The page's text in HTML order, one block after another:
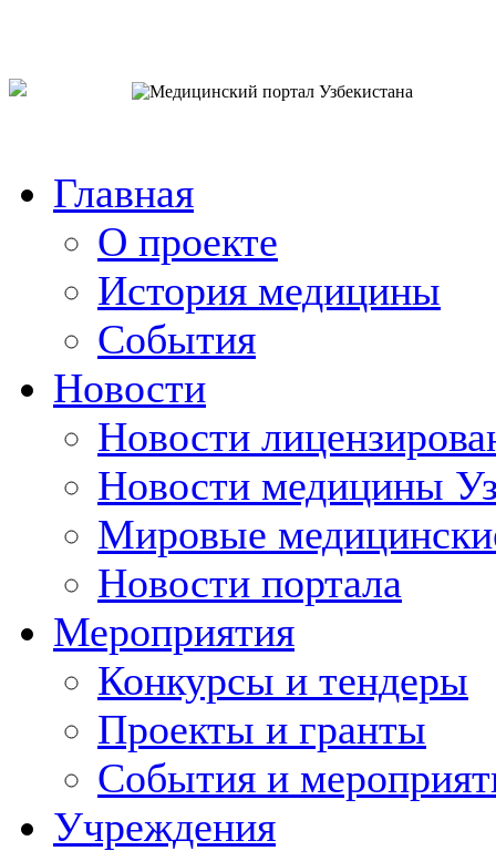
Главная
О проекте
История медицины
События
Новости
Новости
Новости медицины
Мировые
Новости портала
Мероприятия
Конкурсы и тендеры
Проекты и гранты
События и
Учреждения